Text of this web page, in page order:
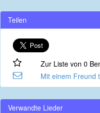
Teilen
Zur Liste von 0
Mit einem Freund
Verwandte Lieder